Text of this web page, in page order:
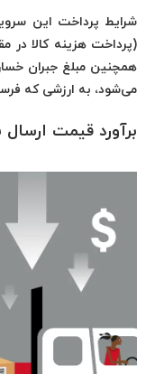
(پرداخت هزینه کالا در
همچنین مبلغ جبران
می‌شود، به ارزشی که
برآورد قیمت